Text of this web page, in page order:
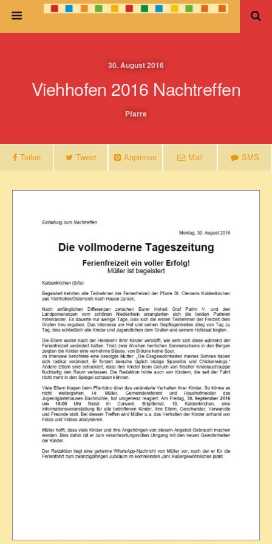
30. August 2016
Viehhofen 2016 Nachtreffen
Pfarre
Teilen Tweet Anpinnen Mail SMS